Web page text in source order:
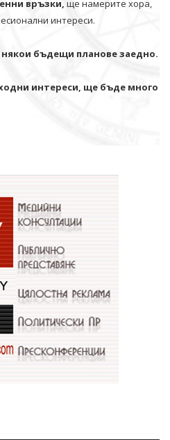
връзки, ще намерите хора,
интереси.
бъдещи планове заедно.
интереси, ще бъде много